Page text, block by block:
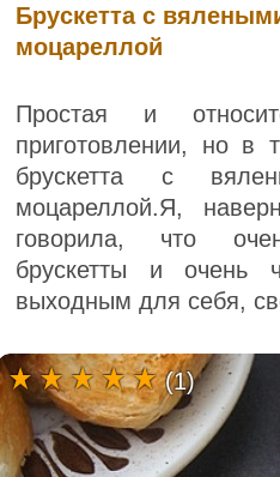
Брускетта с
моцареллой
Простая и
приготовлении, но в
брускетта с
моцареллой.Я,
говорила, что
брускетты и очень
выходным для себя,
(1)